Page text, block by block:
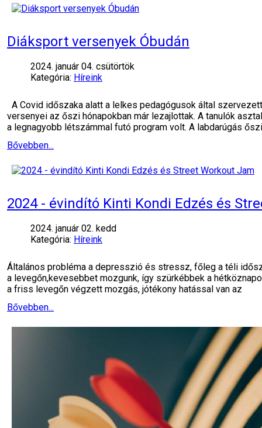
Diáksport versenyek Óbudán
2024. január 04. csütörtök
Kategória: Híreink
A Covid időszaka alatt a lelkes pedagógusok által
versenyei az őszi hónapokban már lezajlottak. A tanulók
a legnagyobb létszámmal futó program volt. A labdarúgás
Bővebben...
2024 - évindító Kinti Kondi Edzés és
2024. január 02. kedd
Kategória: Híreink
Általános probléma a depresszió és stressz, főleg a téli
a levegőn,kevesebbet mozgunk, így szürkébbek a
a friss levegőn végzett mozgás, jótékony hatással van az
Bővebben...